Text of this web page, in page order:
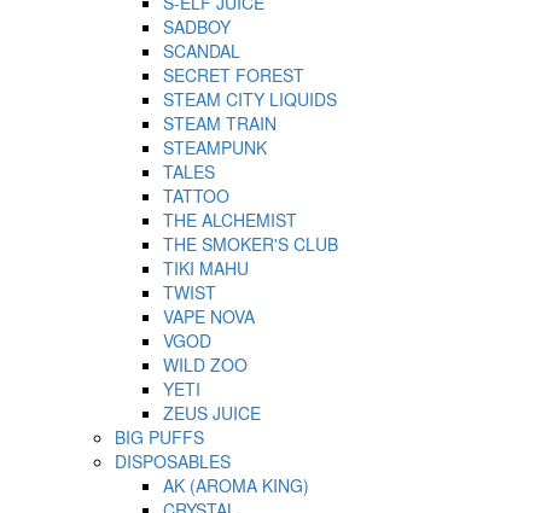
SADBOY
SCANDAL
SECRET FOREST
STEAM CITY LIQUIDS
STEAM TRAIN
STEAMPUNK
TALES
TATTOO
THE ALCHEMIST
THE SMOKER'S CLUB
TIKI MAHU
TWIST
VAPE NOVA
VGOD
WILD ZOO
YETI
ZEUS JUICE
BIG PUFFS
DISPOSABLES
AK (AROMA KING)